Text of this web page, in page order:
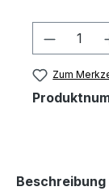
Zum
Beschreibung